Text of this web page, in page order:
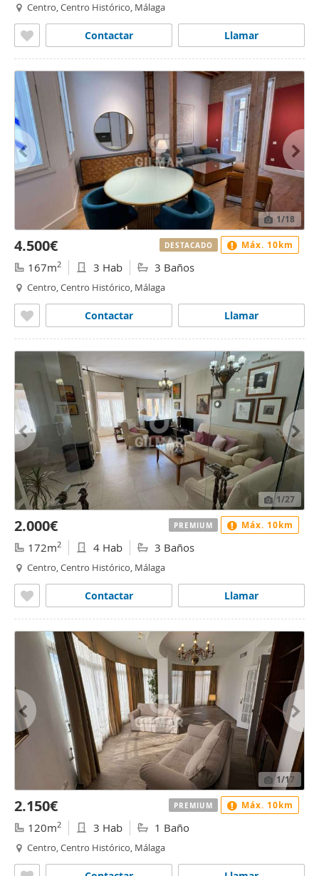
Centro, Centro Histórico, Málaga
Llamar
Contactar
1/18
4.500€
167m2 3 Hab 3 Baños
Centro, Centro Histórico, Málaga
Llamar
Contactar
DESTACADO Máx. 10km
1/27
2.000€
172m2 4 Hab 3 Baños
Centro, Centro Histórico, Málaga
Llamar
Contactar
PREMIUM Máx. 10km
1/17
2.150€
120m2 3 Hab 1 Baño
Centro, Centro Histórico, Málaga
PREMIUM Máx. 10km